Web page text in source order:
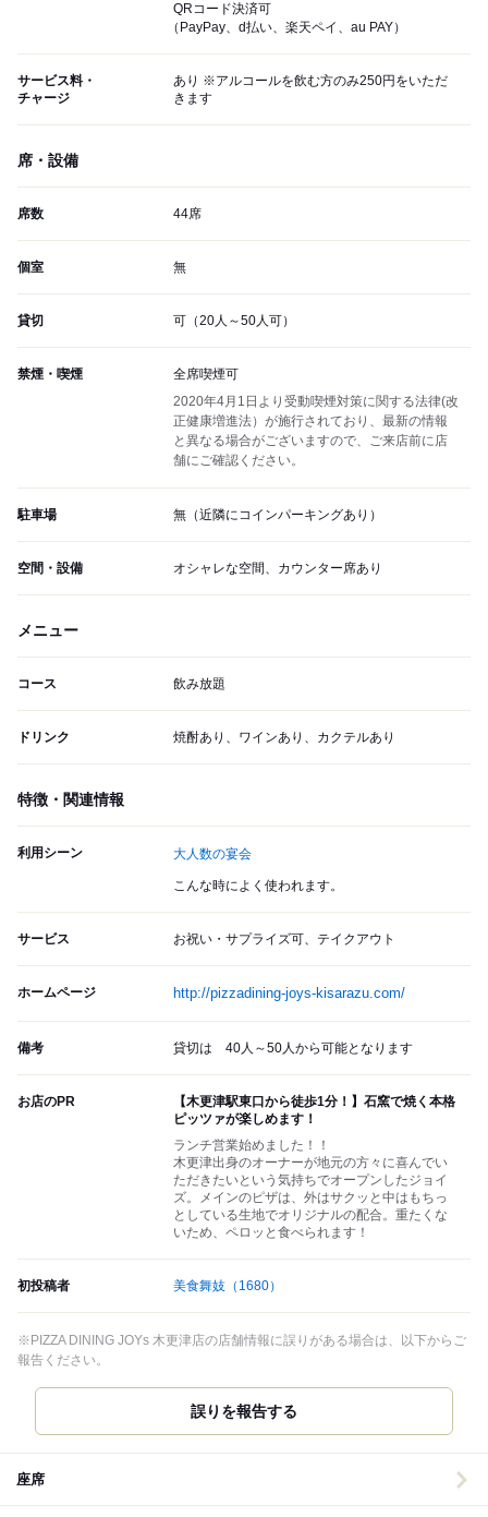
QRコード決済可
（PayPay、d払い、楽天ペイ、au PAY）
サービス料・
チャージ
あり ※アルコールを飲む方のみ250円をいただ
きます
席・設備
席数 44席
個室 無
貸切 可（20人～50人可）
禁煙・喫煙
全席喫煙可
2020年4月1日より受動喫煙対策に関する法律(改
正健康増進法）が施行されており、最新の情報
と異なる場合がございますので、ご来店前に店
舗にご確認ください。
駐車場 無（近隣にコインパーキングあり）
空間・設備 オシャレな空間、カウンター席あり
メニュー
コース 飲み放題
ドリンク 焼酎あり、ワインあり、カクテルあり
特徴・関連情報
利用シーン 大人数の宴会
こんな時によく使われます。
サービス お祝い・サプライズ可、テイクアウト
ホームページ http://pizzadining-joys-kisarazu.com/
備考 貸切は 40人～50人から可能となります
お店のPR
【木更津駅東口から徒歩1分！】石窯で焼く本格
ピッツァが楽しめます！
ランチ営業始めました！！
木更津出身のオーナーが地元の方々に喜んでい
ただきたいという気持ちでオープンしたジョイ
ズ。メインのピザは、外はサクッと中はもちっ
としている生地でオリジナルの配合。重たくな
いため、ペロッと食べられます！
初投稿者 美食舞妓 （1680）
※PIZZA DINING JOYs 木更津店の店舗情報に誤りがある場合は、以下からご
報告ください。
誤りを報告する
座席